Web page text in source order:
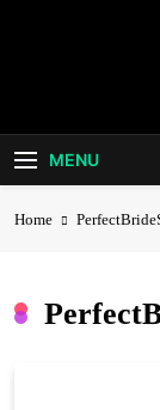
MENU
Home